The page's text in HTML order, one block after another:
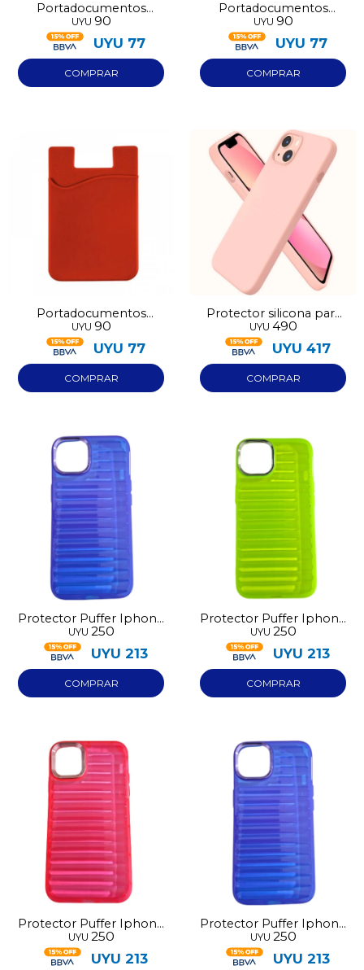
Portadocumentos
adhesivo negro
UYU 90
UYU 77
Portadocumentos
adhesivo rosado
UYU 90
UYU 77
Portadocumentos
adhesivo rojo
UYU 90
UYU 77
Protector silicona para
Iphone 13
UYU 490
UYU 417
Protector Puffer Iphone
13 Azul
UYU 250
UYU 213
Protector Puffer Iphone
13 Verde
UYU 250
UYU 213
Protector Puffer Iphone
13 Rosado
UYU 250
UYU 213
Protector Puffer Iphone
14 Azul
UYU 250
UYU 213